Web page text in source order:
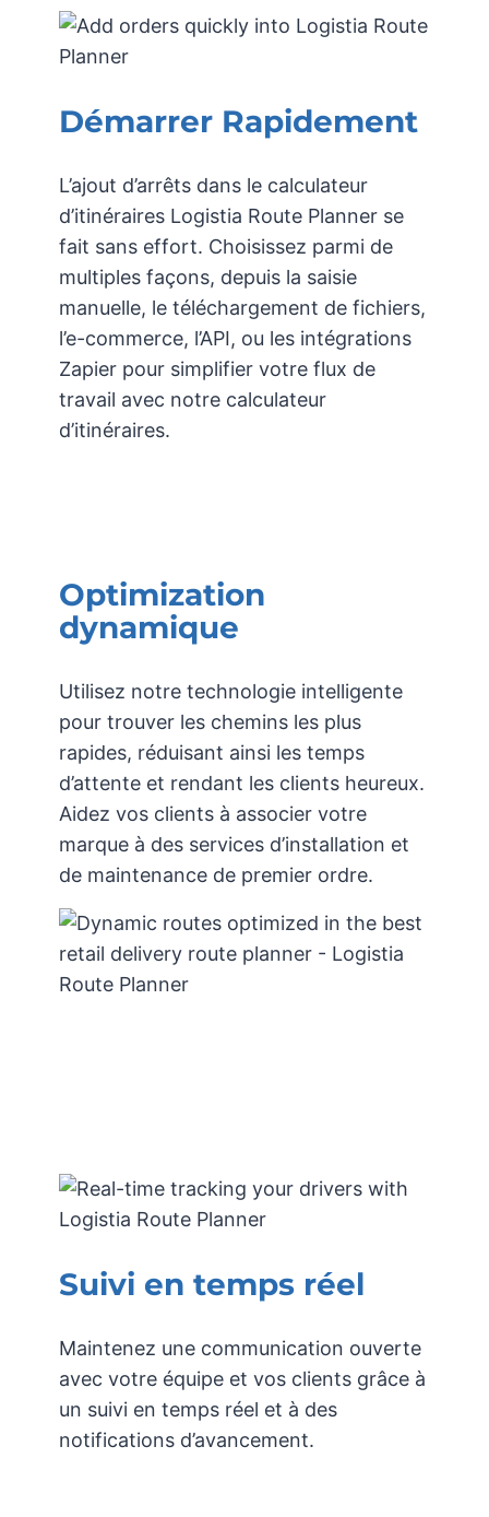
Démarrer Rapidement
L’ajout d’arrêts dans le calculateur
d’itinéraires Logistia Route Planner se
fait sans effort. Choisissez parmi de
multiples façons, depuis la saisie
manuelle, le téléchargement de fichiers,
l’e-commerce, l’API, ou les intégrations
Zapier pour simplifier votre flux de
travail avec notre calculateur
d’itinéraires.
Optimization
dynamique
Utilisez notre technologie intelligente
pour trouver les chemins les plus
rapides, réduisant ainsi les temps
d’attente et rendant les clients heureux.
Aidez vos clients à associer votre
marque à des services d’installation et
de maintenance de premier ordre.
Suivi en temps réel
Maintenez une communication ouverte
avec votre équipe et vos clients grâce à
un suivi en temps réel et à des
notifications d’avancement.